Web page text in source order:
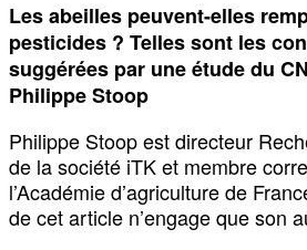
Les abeilles peuvent-elles
pesticides ? Telles sont les
suggérées par une étude du
Philippe Stoop
Philippe Stoop est directeur
de la société iTK et membre
l’Académie d’agriculture de
de cet article n’engage que son